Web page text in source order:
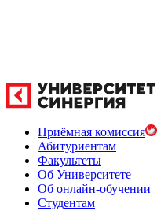
Приёмная комиссия
Абитуриентам
Факультеты
Об Университете
Об онлайн-обучении
Студентам